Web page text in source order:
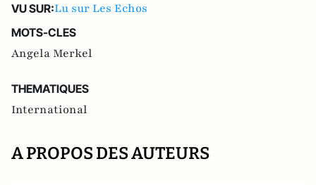
VU SUR:Lu sur Les Echos
MOTS-CLES
Angela Merkel
THEMATIQUES
International
A PROPOS DES AUTEURS